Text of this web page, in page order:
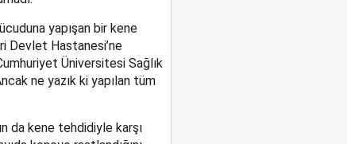
yapışan bir kene
Devlet Hastanesi’ne
Üniversitesi Sağlık
ne yazık ki yapılan tüm
da kene tehdidiyle karşı